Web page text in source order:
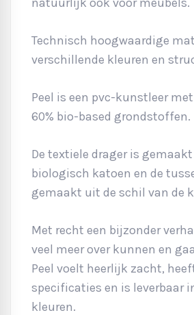
Technisch hoogwaardige
verschillende kleuren en
Peel is een pvc-kunstleer
60% bio-based grondstoffen.
De textiele drager is
biologisch katoen en de
gemaakt uit de schil van de
Met recht een bijzonder
veel meer over kunnen en
Peel voelt heerlijk zacht,
specificaties en is leverbaar
kleuren.